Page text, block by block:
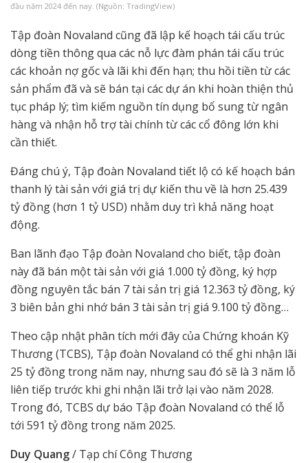
đầu năm 2024 đến nay. (Nguồn: TradingView)
Tập đoàn Novaland cũng đã lập kế hoạch tái cấu trúc
dòng tiền thông qua các nỗ lực đàm phán tái cấu trúc
các khoản nợ gốc và lãi khi đến hạn; thu hồi tiền từ các
sản phẩm đã và sẽ bán tại các dự án khi hoàn thiện thủ
tục pháp lý; tìm kiếm nguồn tín dụng bổ sung từ ngân
hàng và nhận hỗ trợ tài chính từ các cổ đông lớn khi
cần thiết.
Đáng chú ý, Tập đoàn Novaland tiết lộ có kế hoạch bán
thanh lý tài sản với giá trị dự kiến thu về là hơn 25.439
tỷ đồng (hơn 1 tỷ USD) nhằm duy trì khả năng hoạt
động.
Ban lãnh đạo Tập đoàn Novaland cho biết, tập đoàn
này đã bán một tài sản với giá 1.000 tỷ đồng, ký hợp
đồng nguyên tắc bán 7 tài sản trị giá 12.363 tỷ đồng, ký
3 biên bản ghi nhớ bán 3 tài sản trị giá 9.100 tỷ đồng…
Theo cập nhật phân tích mới đây của Chứng khoán Kỹ
Thương (TCBS), Tập đoàn Novaland có thể ghi nhận lãi
25 tỷ đồng trong năm nay, nhưng sau đó sẽ là 3 năm lỗ
liên tiếp trước khi ghi nhận lãi trở lại vào năm 2028.
Trong đó, TCBS dự báo Tập đoàn Novaland có thể lỗ
tới 591 tỷ đồng trong năm 2025.
Duy Quang/ Tạp chí Công Thương